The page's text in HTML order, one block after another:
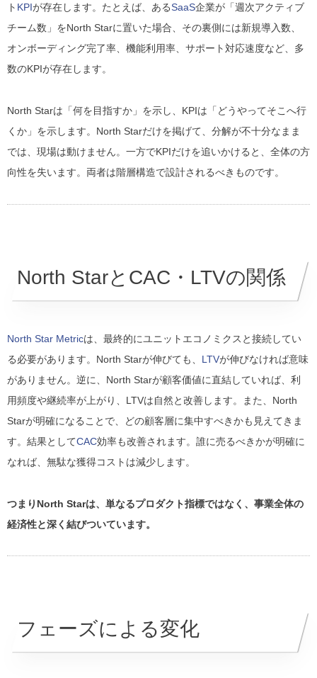
ト KPIが存在します。たとえば、あるSaaS企業が「週次アクティブ
チーム数」をNorth Starに置いた場合、その裏側には新規導入数、
オンボーディング完了率、機能利用率、サポート対応速度など、多
数のKPIが存在します。
North Starは「何を目指すか」を示し、KPIは「どうやってそこへ行
くか」を示します。North Starだけを掲げて、分解が不十分なまま
では、現場は動けません。一方でKPIだけを追いかけると、全体の方
向性を失います。両者は階層構造で設計されるべきものです。
North StarとCAC・LTVの関係
North Star Metricは、最終的にユニットエコノミクスと接続してい
る必要があります。North Starが伸びても、 LTVが伸びなければ意味
がありません。逆に、North Starが顧客価値に直結していれば、利
用頻度や継続率が上がり、LTVは自然と改善します。また、North
Starが明確になることで、どの顧客層に集中すべきかも見えてきま
す。結果としてCAC効率も改善されます。誰に売るべきかが明確に
なれば、無駄な獲得コストは減少します。
つまりNorth Starは、単なるプロダクト指標ではなく、事業全体の
経済性と深く結びついています。
フェーズによる変化